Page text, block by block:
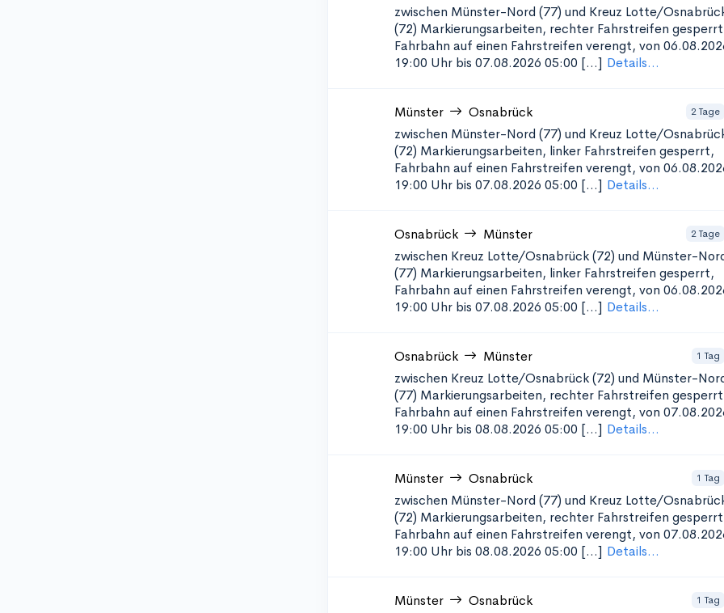
zwischen Münster-Nord (77) und Kreuz Lotte/
(72) Markierungsarbeiten, rechter Fahrstreifen
Fahrbahn auf einen Fahrstreifen verengt, von
19:00 Uhr bis 07.08.2026 05:00 [...] Details...
Münster Osnabrück 2 Tage
zwischen Münster-Nord (77) und Kreuz Lotte/
(72) Markierungsarbeiten, linker Fahrstreifen gesperrt,
Fahrbahn auf einen Fahrstreifen verengt, von
19:00 Uhr bis 07.08.2026 05:00 [...] Details...
Osnabrück Münster 2 Tage
zwischen Kreuz Lotte/Osnabrück (72) und Münster-
(77) Markierungsarbeiten, linker Fahrstreifen gesperrt,
Fahrbahn auf einen Fahrstreifen verengt, von
19:00 Uhr bis 07.08.2026 05:00 [...] Details...
Osnabrück Münster 1 Tag
zwischen Kreuz Lotte/Osnabrück (72) und Münster-
(77) Markierungsarbeiten, rechter Fahrstreifen
Fahrbahn auf einen Fahrstreifen verengt, von
19:00 Uhr bis 08.08.2026 05:00 [...] Details...
Münster Osnabrück 1 Tag
zwischen Münster-Nord (77) und Kreuz Lotte/
(72) Markierungsarbeiten, rechter Fahrstreifen
Fahrbahn auf einen Fahrstreifen verengt, von
19:00 Uhr bis 08.08.2026 05:00 [...] Details...
Münster Osnabrück 1 Tag